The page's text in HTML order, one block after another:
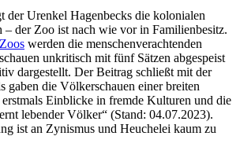
der Urenkel Hagenbecks die kolonialen
– der Zoo ist nach wie vor in Familienbesitz.
werden die menschenverachtenden
unkritisch mit fünf Sätzen abgespeist
dargestellt. Der Beitrag schließt mit der
gaben die Völkerschauen einer breiten
Einblicke in fremde Kulturen und die
lebender Völker“ (Stand: 04.07.2023).
ist an Zynismus und Heuchelei kaum zu